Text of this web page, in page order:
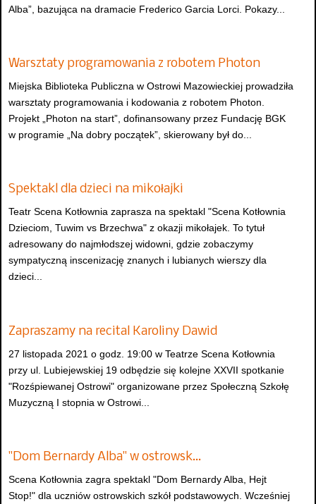
Alba”, bazująca na dramacie Frederico Garcia Lorci. Pokazy...
Warsztaty programowania z robotem Photon
Miejska Biblioteka Publiczna w Ostrowi Mazowieckiej prowadziła
warsztaty programowania i kodowania z robotem Photon.
Projekt „Photon na start”, dofinansowany przez Fundację BGK
w programie „Na dobry początek”, skierowany był do...
Spektakl dla dzieci na mikołajki
Teatr Scena Kotłownia zaprasza na spektakl "Scena Kotłownia
Dzieciom, Tuwim vs Brzechwa" z okazji mikołajek. To tytuł
adresowany do najmłodszej widowni, gdzie zobaczymy
sympatyczną inscenizację znanych i lubianych wierszy dla
dzieci...
Zapraszamy na recital Karoliny Dawid
27 listopada 2021 o godz. 19:00 w Teatrze Scena Kotłownia
przy ul. Lubiejewskiej 19 odbędzie się kolejne XXVII spotkanie
"Rozśpiewanej Ostrowi" organizowane przez Społeczną Szkołę
Muzyczną I stopnia w Ostrowi...
"Dom Bernardy Alba" w ostrowsk…
Scena Kotłownia zagra spektakl "Dom Bernardy Alba, Hejt
Stop!" dla uczniów ostrowskich szkół podstawowych. Wcześniej